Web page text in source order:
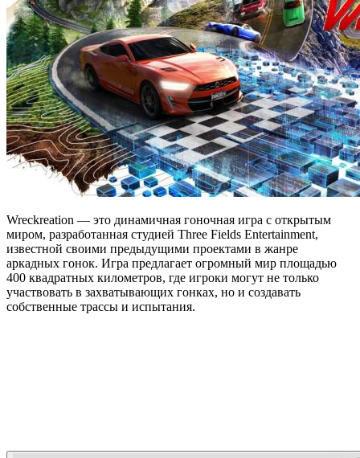
Wreckreation — это динамичная гоночная игра с открытым
миром, разработанная студией Three Fields Entertainment,
известной своими предыдущими проектами в жанре
аркадных гонок. Игра предлагает огромный мир площадью
400 квадратных километров, где игроки могут не только
участвовать в захватывающих гонках, но и создавать
собственные трассы и испытания.​